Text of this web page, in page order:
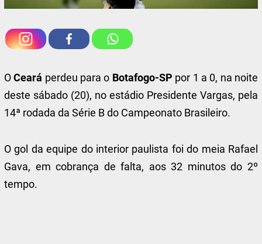
OCeará perdeu para o Botafogo-SP por 1 a 0, na noite
deste sábado (20), no estádio Presidente Vargas, pela
14ª rodada da Série B do Campeonato Brasileiro.
O gol da equipe do interior paulista foi do meia Rafael
Gava, em cobrança de falta, aos 32 minutos do 2º
tempo.